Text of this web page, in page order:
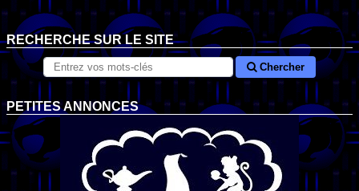
RECHERCHE SUR LE SITE
Chercher
PETITES ANNONCES